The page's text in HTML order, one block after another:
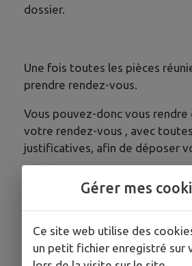
dossier.
Une fois toutes les pièces
prendre rendez-vous.
Vous pouvez-donc vous rendre
votre rendez-vous , avec
justificatives, afin de déposer
disponibilité de votre CNI ou
venir le retirer en mairie.
Il y a donc 5 étapes à respecter
Gérer mes
Ce site web utilise des
un petit fichier enregistré sur